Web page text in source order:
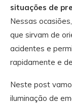
situações de
Nessas
que sirvam de
acidentes e
rapidamente e
Neste post
iluminação de